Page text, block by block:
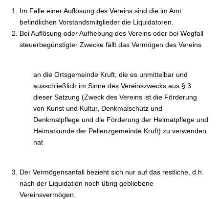
Im Falle einer Auflösung des Vereins sind die im Amt
befindlichen Vorstandsmitglieder die Liquidatoren.
Bei Auflösung oder Aufhebung des Vereins oder bei Wegfall
steuerbegünstigter Zwecke fällt das Vermögen des Vereins
an die Ortsgemeinde Kruft, die es unmittelbar und
ausschließlich im Sinne des Vereinszwecks aus § 3
dieser Satzung (Zweck des Vereins ist die Förderung
von Kunst und Kultur, Denkmalschutz und
Denkmalpflege und die Förderung der Heimatpflege und
Heimatkunde der Pellenzgemeinde Kruft) zu verwenden
hat
Der Vermögensanfall bezieht sich nur auf das restliche, d.h.
nach der Liquidation noch übrig gebliebene
Vereinsvermögen.